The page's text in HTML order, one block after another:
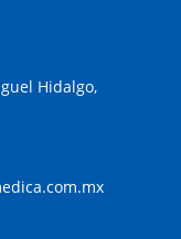
Hidalgo,